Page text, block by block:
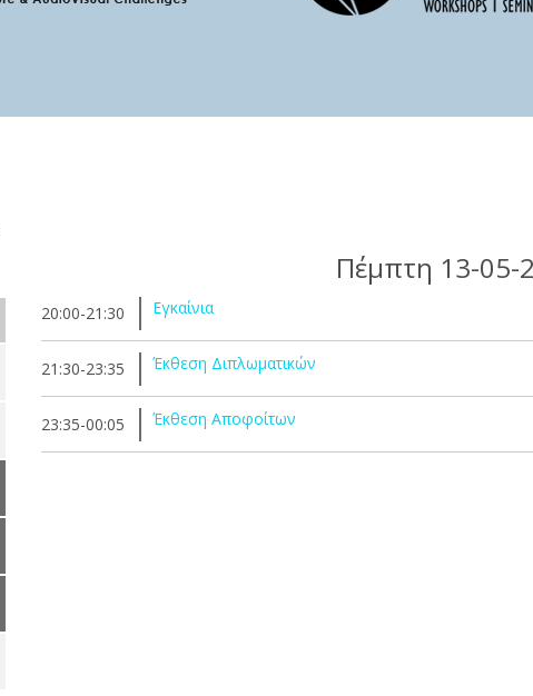
Πέμπτη 13-05-
20:00-21:30 Εγκαίνια
21:30-23:35 Έκθεση Διπλωματικών
23:35-00:05 Έκθεση Αποφοίτων